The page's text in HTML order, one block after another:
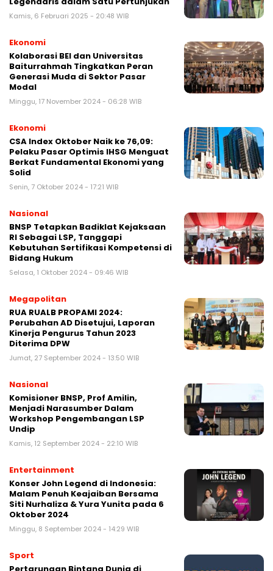
Kamis, 6 Februari 2025 - 20:48 WIB
Ekonomi
Kolaborasi BEI dan Universitas
Baiturrahmah Tingkatkan Peran
Generasi Muda di Sektor Pasar
Modal
Minggu, 17 November 2024 - 06:28 WIB
Ekonomi
CSA Index Oktober Naik ke 76,09:
Pelaku Pasar Optimis IHSG Menguat
Berkat Fundamental Ekonomi yang
Solid
Senin, 7 Oktober 2024 - 17:21 WIB
Nasional
BNSP Tetapkan Badiklat Kejaksaan
RI Sebagai LSP, Tanggapi
Kebutuhan Sertifikasi Kompetensi di
Bidang Hukum
Selasa, 1 Oktober 2024 - 09:46 WIB
Megapolitan
RUA RUALB PROPAMI 2024:
Perubahan AD Disetujui, Laporan
Kinerja Pengurus Tahun 2023
Diterima DPW
Jumat, 27 September 2024 - 13:50 WIB
Nasional
Komisioner BNSP, Prof Amilin,
Menjadi Narasumber Dalam
Workshop Pengembangan LSP
Undip
Kamis, 12 September 2024 - 22:10 WIB
Entertainment
Konser John Legend di Indonesia:
Malam Penuh Keajaiban Bersama
Siti Nurhaliza & Yura Yunita pada 6
Oktober 2024
Minggu, 8 September 2024 - 14:29 WIB
Sport